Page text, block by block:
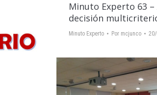
Minuto Experto 63 –
decisión
Minuto Experto Por mcjunco